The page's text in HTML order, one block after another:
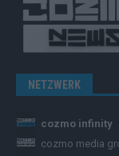
NETZWERK
cozmo infinity
cozmo media